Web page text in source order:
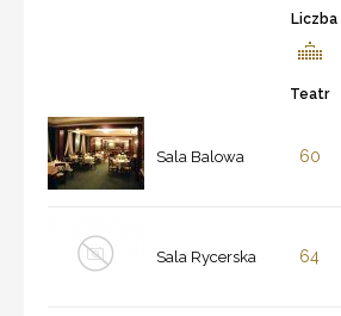
Liczba
Teatr
Sala Balowa 60
Sala Rycerska 64